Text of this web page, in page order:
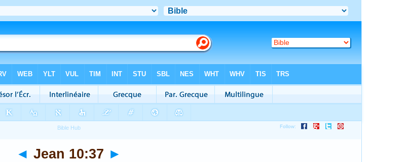
◄ Jean 10:37 ►